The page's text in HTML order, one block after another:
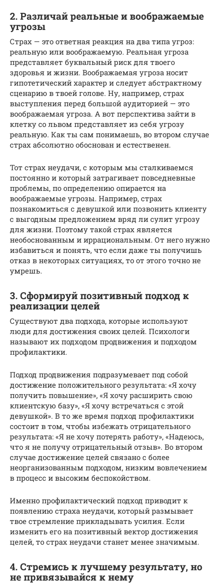
2. Различай реальные и воображаемые
угрозы
Страх — это ответная реакция на два типа угроз:
реальную или воображаемую. Реальная угроза
представляет буквальный риск для твоего
здоровья и жизни. Воображаемая угроза носит
гипотетический характер и следует абстрактному
сценарию в твоей голове. Ну, например, страх
выступления перед большой аудиторией — это
воображаемая угроза. А вот перспектива зайти в
клетку со львом представляет из себя угрозу
реальную. Как ты сам понимаешь, во втором случае
страх абсолютно обоснован и естественен.
Тот страх неудачи, с которым мы сталкиваемся
постоянно и который затрагивает повседневные
проблемы, по определению опирается на
воображаемые угрозы. Например, страх
познакомиться с девушкой или позвонить клиенту
с выгодным предложением вряд ли сулит угрозу
для жизни. Поэтому такой страх является
необоснованным и иррациональным. От него нужно
избавиться и понять, что если даже ты получишь
отказ в некоторых ситуациях, то от этого точно не
умрешь.
3. Сформируй позитивный подход к
реализации целей
Существуют два подхода, которые используют
люди для достижения своих целей. Психологи
называют их подходом продвижения и подходом
профилактики.
Подход продвижения подразумевает под собой
достижение положительного результата: «Я хочу
получить повышение», «Я хочу расширить свою
клиентскую базу», «Я хочу встречаться с этой
девушкой». В то же время подход профилактики
состоит в том, чтобы избежать отрицательного
результата: «Я не хочу потерять работу», «Надеюсь,
что я не получу отрицательный отзыв». Во втором
случае достижение целей связано с более
неорганизованным подходом, низким вовлечением
в процесс и высоким беспокойством.
Именно профилактический подход приводит к
появлению страха неудачи, который размывает
твое стремление прикладывать усилия. Если
изменить его на позитивный вектор достижения
целей, то страх неудачи станет менее значимым.
4. Стремись к лучшему результату, но
не привязывайся к нему